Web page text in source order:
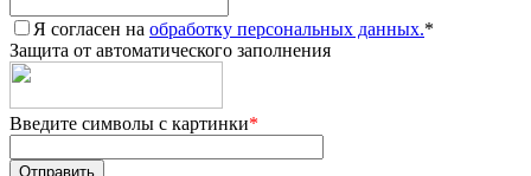
Я согласен на обработку персональных данных.*
Защита от автоматического заполнения
Введите символы с картинки*